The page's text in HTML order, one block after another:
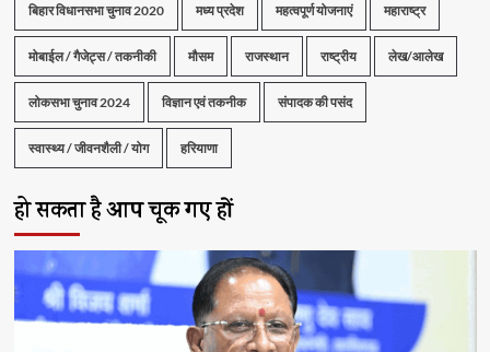
बिहार विधानसभा चुनाव 2020 मध्य प्रदेश महत्वपूर्ण योजनाएं महाराष्ट्र
मोबाईल / गैजेट्स / तकनीकी मौसम राजस्थान राष्ट्रीय लेख/आलेख
लोकसभा चुनाव 2024 विज्ञान एवं तकनीक संपादक की पसंद
स्वास्थ्य / जीवनशैली / योग हरियाणा
हो सकता है आप चूक गए हों